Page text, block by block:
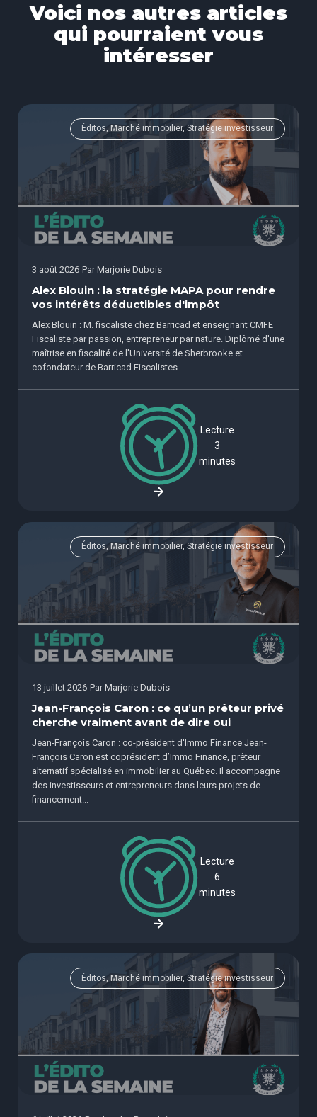
Voici nos autres articles
qui pourraient vous
intéresser
Éditos, Marché immobilier, Stratégie investisseur
3 août 2026 Par Marjorie Dubois
Alex Blouin : la stratégie MAPA pour rendre
vos intérêts déductibles d'impôt
Alex Blouin : M. fiscaliste chez Barricad et enseignant CMFE
Fiscaliste par passion, entrepreneur par nature. Diplômé d'une
maîtrise en fiscalité de l'Université de Sherbrooke et
cofondateur de Barricad Fiscalistes...
Lecture
3
minutes
Éditos, Marché immobilier, Stratégie investisseur
13 juillet 2026 Par Marjorie Dubois
Jean-François Caron : ce qu’un prêteur privé
cherche vraiment avant de dire oui
Jean-François Caron : co-président d'Immo Finance Jean-
François Caron est coprésident d’Immo Finance, prêteur
alternatif spécialisé en immobilier au Québec. Il accompagne
des investisseurs et entrepreneurs dans leurs projets de
financement...
Lecture
6
minutes
Éditos, Marché immobilier, Stratégie investisseur